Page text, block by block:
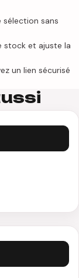
sans
stock et ajuste la
un lien sécurisé